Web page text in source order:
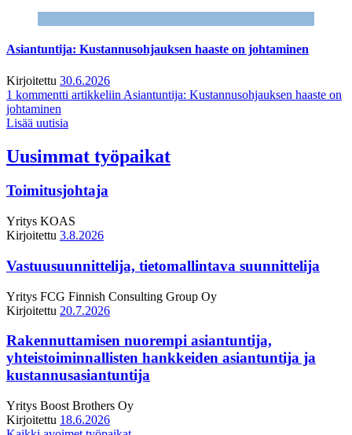
Asiantuntija: Kustannusohjauksen haaste on johtaminen
Kirjoitettu 30.6.2026
1 kommentti artikkeliin Asiantuntija: Kustannusohjauksen haaste on
johtaminen
Lisää uutisia
Uusimmat työpaikat
Toimitusjohtaja
Yritys KOAS
Kirjoitettu 3.8.2026
Vastuusuunnittelija, tietomallintava suunnittelija
Yritys FCG Finnish Consulting Group Oy
Kirjoitettu 20.7.2026
Rakennuttamisen nuorempi asiantuntija,
yhteistoiminnallisten hankkeiden asiantuntija ja
kustannusasiantuntija
Yritys Boost Brothers Oy
Kirjoitettu 18.6.2026